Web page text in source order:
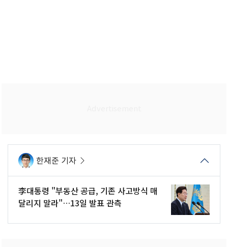
한재준 기자
李대통령 "부동산 공급, 기존 사고방식 매
달리지 말라"…13일 발표 관측